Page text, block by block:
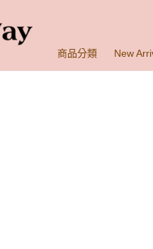
商品分類 New